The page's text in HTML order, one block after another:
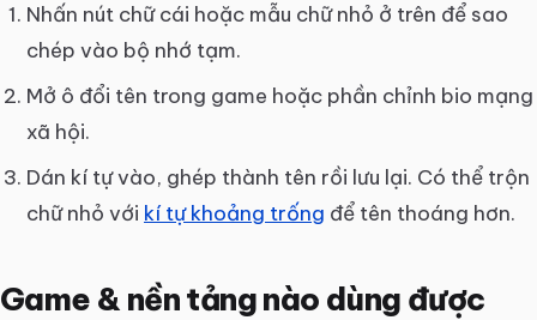
Nhấn nút chữ cái hoặc mẫu chữ nhỏ ở trên để sao
chép vào bộ nhớ tạm.
Mở ô đổi tên trong game hoặc phần chỉnh bio mạng
xã hội.
Dán kí tự vào, ghép thành tên rồi lưu lại. Có thể trộn
chữ nhỏ với kí tự khoảng trống để tên thoáng hơn.
Game & nền tảng nào dùng được